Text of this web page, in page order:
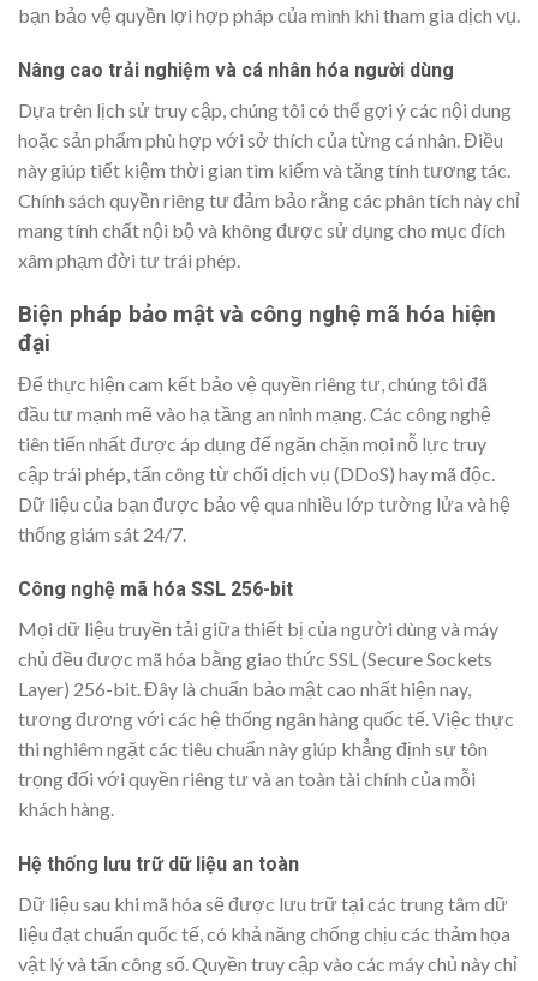
bạn bảo vệ quyền lợi hợp pháp của mình khi tham gia dịch vụ.
Nâng cao trải nghiệm và cá nhân hóa người dùng
Dựa trên lịch sử truy cập, chúng tôi có thể gợi ý các nội dung
hoặc sản phẩm phù hợp với sở thích của từng cá nhân. Điều
này giúp tiết kiệm thời gian tìm kiếm và tăng tính tương tác.
Chính sách quyền riêng tư đảm bảo rằng các phân tích này chỉ
mang tính chất nội bộ và không được sử dụng cho mục đích
xâm phạm đời tư trái phép.
Biện pháp bảo mật và công nghệ mã hóa hiện
đại
Để thực hiện cam kết bảo vệ quyền riêng tư, chúng tôi đã
đầu tư mạnh mẽ vào hạ tầng an ninh mạng. Các công nghệ
tiên tiến nhất được áp dụng để ngăn chặn mọi nỗ lực truy
cập trái phép, tấn công từ chối dịch vụ (DDoS) hay mã độc.
Dữ liệu của bạn được bảo vệ qua nhiều lớp tường lửa và hệ
thống giám sát 24/7.
Công nghệ mã hóa SSL 256-bit
Mọi dữ liệu truyền tải giữa thiết bị của người dùng và máy
chủ đều được mã hóa bằng giao thức SSL (Secure Sockets
Layer) 256-bit. Đây là chuẩn bảo mật cao nhất hiện nay,
tương đương với các hệ thống ngân hàng quốc tế. Việc thực
thi nghiêm ngặt các tiêu chuẩn này giúp khẳng định sự tôn
trọng đối với quyền riêng tư và an toàn tài chính của mỗi
khách hàng.
Hệ thống lưu trữ dữ liệu an toàn
Dữ liệu sau khi mã hóa sẽ được lưu trữ tại các trung tâm dữ
liệu đạt chuẩn quốc tế, có khả năng chống chịu các thảm họa
vật lý và tấn công số. Quyền truy cập vào các máy chủ này chỉ